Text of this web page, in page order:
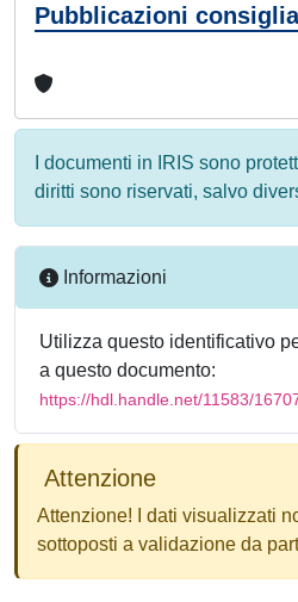
Pubblicazioni
I documenti in IRIS sono
diritti sono riservati, salvo
Informazioni
Utilizza questo identificativo
a questo documento:
https://hdl.handle.net/11583/
Attenzione
Attenzione! I dati visualizzati
sottoposti a validazione da